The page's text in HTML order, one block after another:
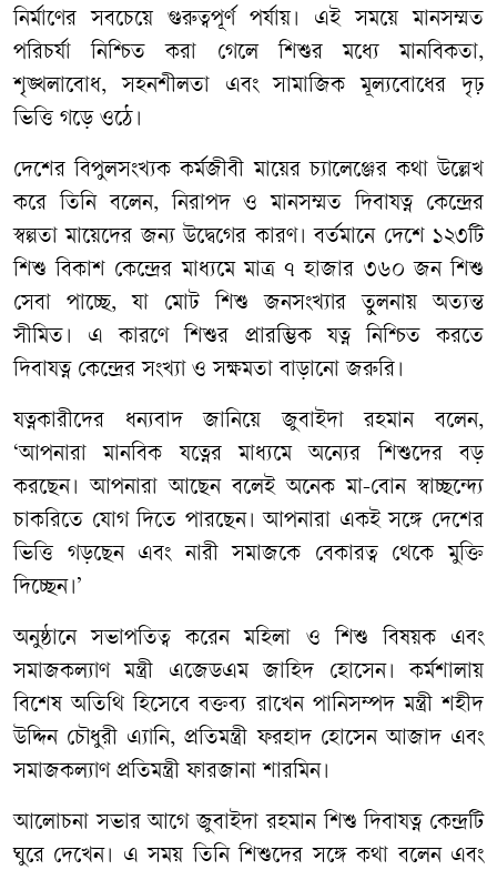
নির্মাণের সবচেয়ে গুরুত্বপূর্ণ পর্যায়। এই সময়ে মানসম্মত
পরিচর্যা নিশ্চিত করা গেলে শিশুর মধ্যে মানবিকতা,
শৃঙ্খলাবোধ, সহনশীলতা এবং সামাজিক মূল্যবোধের দৃঢ়
ভিত্তি গড়ে ওঠে।
দেশের বিপুলসংখ্যক কর্মজীবী মায়ের চ্যালেঞ্জের কথা উল্লেখ
করে তিনি বলেন, নিরাপদ ও মানসম্মত দিবাযত্ন কেন্দ্রের
স্বল্পতা মায়েদের জন্য উদ্বেগের কারণ। বর্তমানে দেশে ১২৩টি
শিশু বিকাশ কেন্দ্রের মাধ্যমে মাত্র ৭ হাজার ৩৬০ জন শিশু
সেবা পাচ্ছে, যা মোট শিশু জনসংখ্যার তুলনায় অত্যন্ত
সীমিত। এ কারণে শিশুর প্রারম্ভিক যত্ন নিশ্চিত করতে
দিবাযত্ন কেন্দ্রের সংখ্যা ও সক্ষমতা বাড়ানো জরুরি।
যত্নকারীদের ধন্যবাদ জানিয়ে জুবাইদা রহমান বলেন,
‘আপনারা মানবিক যত্নের মাধ্যমে অন্যের শিশুদের বড়
করছেন। আপনারা আছেন বলেই অনেক মা-বোন স্বাচ্ছন্দ্যে
চাকরিতে যোগ দিতে পারছেন। আপনারা একই সঙ্গে দেশের
ভিত্তি গড়ছেন এবং নারী সমাজকে বেকারত্ব থেকে মুক্তি
দিচ্ছেন।’
অনুষ্ঠানে সভাপতিত্ব করেন মহিলা ও শিশু বিষয়ক এবং
সমাজকল্যাণ মন্ত্রী এজেডএম জাহিদ হোসেন। কর্মশালায়
বিশেষ অতিথি হিসেবে বক্তব্য রাখেন পানিসম্পদ মন্ত্রী শহীদ
উদ্দিন চৌধুরী এ্যানি, প্রতিমন্ত্রী ফরহাদ হোসেন আজাদ এবং
সমাজকল্যাণ প্রতিমন্ত্রী ফারজানা শারমিন।
আলোচনা সভার আগে জুবাইদা রহমান শিশু দিবাযত্ন কেন্দ্রটি
ঘুরে দেখেন। এ সময় তিনি শিশুদের সঙ্গে কথা বলেন এবং